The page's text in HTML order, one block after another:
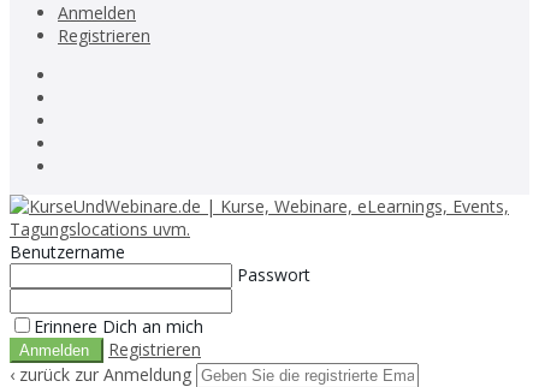
Anmelden
Registrieren
Benutzername
Passwort
Erinnere Dich an mich
Registrieren
‹ zurück zur Anmeldung